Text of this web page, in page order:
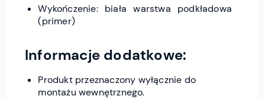
Wykończenie: biała warstwa podkładowa
(primer)
Informacje dodatkowe:
Produkt przeznaczony wyłącznie do
montażu wewnętrznego.